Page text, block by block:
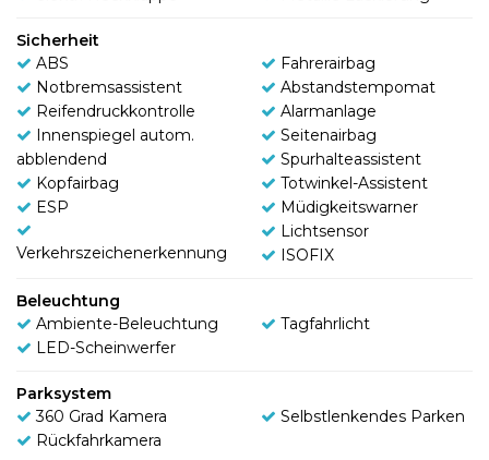
Sicherheit
ABS
Fahrerairbag
Notbremsassistent
Abstandstempomat
Reifendruckkontrolle
Alarmanlage
Innenspiegel autom.
abblendend
Seitenairbag
Spurhalteassistent
Kopfairbag
Totwinkel-Assistent
ESP
Müdigkeitswarner
Verkehrszeichenerkennung
Lichtsensor
ISOFIX
Beleuchtung
Ambiente-Beleuchtung
Tagfahrlicht
LED-Scheinwerfer
Parksystem
360 Grad Kamera
Selbstlenkendes Parken
Rückfahrkamera